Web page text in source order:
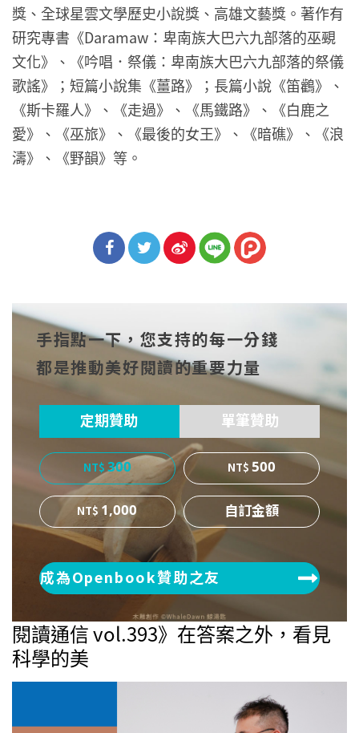
獎、全球星雲文學歷史小說獎、高雄文藝獎。著作有
研究專書《Daramaw：卑南族大巴六九部落的巫覡
文化》、《吟唱．祭儀：卑南族大巴六九部落的祭儀
歌謠》；短篇小說集《薑路》；長篇小說《笛鸛》、
《斯卡羅人》、《走過》、《馬鐵路》、《白鹿之
愛》、《巫旅》、《最後的女王》、《暗礁》、《浪
濤》、《野韻》等。
cebo
ok
witt
er
博
手指點一下，您支持的每一分錢
都是推動美好閱讀的重要力量
定期贊助 單筆贊助
300
500
1,000
成為Openbook贊助之友
閱讀通信 vol.393》在答案之外，看見
科學的美